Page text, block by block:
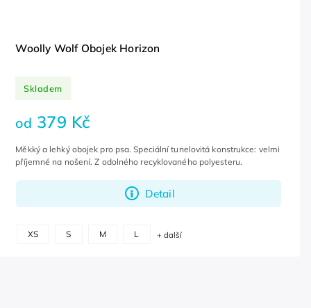
Woolly Wolf Obojek Horizon
Skladem
od 379 Kč
Detail
Měkký a lehký obojek pro psa. Speciální tunelovitá konstrukce: velmi
příjemné na nošení. Z odolného recyklovaného polyesteru.
XS S M L + další